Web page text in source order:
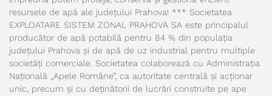
resursele de apă ale județului Prahova! *** Societatea
EXPLOATARE SISTEM ZONAL PRAHOVA SA este principalul
producător de apă potabilă pentru 84 % din populația
județului Prahova și de apă de uz industrial pentru multiple
societăți comerciale. Societatea colaborează cu Administrația
Națională „Apele Române”, ca autoritate centrală și acționar
unic, precum și cu deținătorii de lucrări construite pe ape